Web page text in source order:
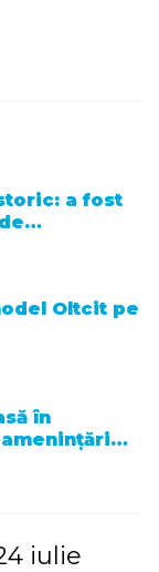
a fost
Oltcit pe
în
amenințări…
iulie